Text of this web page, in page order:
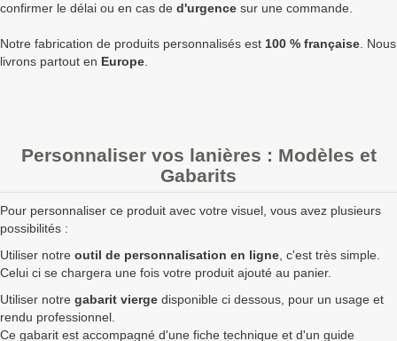
Quantités Prix unitaire HT
Les clients Français paient le prix TTC (TVA 20%).
Les clients dans l’Union Européennepossédant un numéro de
Les clients en dehors de l’Union européenne paient le prix HT.
confirmer le délai ou en cas de d'urgence sur une commande.
Notre fabrication de produits personnalisés est 100 % française. Nous
livrons partout en Europe.
Personnaliser vos lanières : Modèles et
Gabarits
Pour personnaliser ce produit avec votre visuel, vous avez plusieurs
possibilités :
Utiliser notre outil de personnalisation en ligne , c'est très simple.
Celui ci se chargera une fois votre produit ajouté au panier.
Utiliser notre gabarit vierge disponible ci dessous, pour un usage et
rendu professionnel.
Ce gabarit est accompagné d'une fiche technique et d'un guide